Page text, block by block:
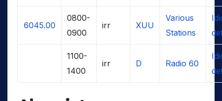
6045.00
0800-
0900
irr XUU
Various
Stations
1100-
1400
irr D Radio 60